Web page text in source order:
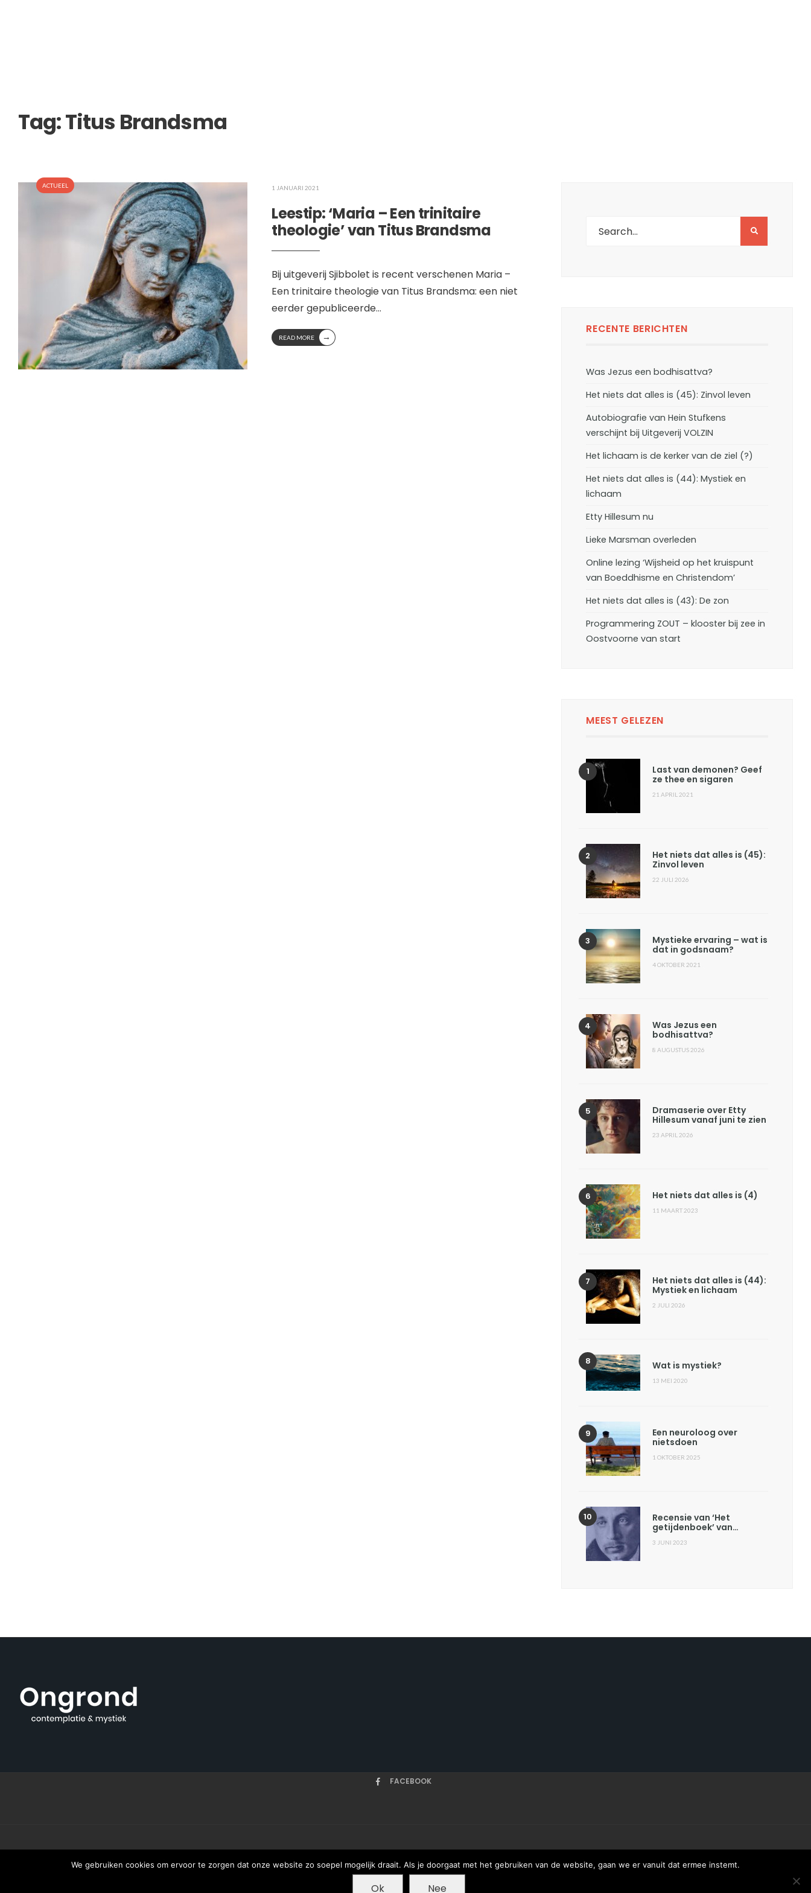
Tag:Titus Brandsma
ACTUEEL 1 JANUARI 2021
Leestip: ‘Maria – Een trinitaire
theologie’ van Titus Brandsma
Bij uitgeverij Sjibbolet is recent verschenen Maria –
Een trinitaire theologie van Titus Brandsma: een niet
eerder gepubliceerde...
READ MORE →
RECENTE BERICHTEN
Was Jezus een bodhisattva?
Het niets dat alles is (45): Zinvol leven
Autobiografie van Hein Stufkens
verschijnt bij Uitgeverij VOLZIN
Het lichaam is de kerker van de ziel (?)
Het niets dat alles is (44): Mystiek en
lichaam
Etty Hillesum nu
Lieke Marsman overleden
Online lezing ‘Wijsheid op het kruispunt
van Boeddhisme en Christendom’
Het niets dat alles is (43): De zon
Programmering ZOUT – klooster bij zee in
Oostvoorne van start
MEEST GELEZEN
Last van demonen? Geef
ze thee en sigaren
21 APRIL 2021
Het niets dat alles is (45):
Zinvol leven
22 JULI 2026
Mystieke ervaring – wat is
dat in godsnaam?
4 OKTOBER 2021
Was Jezus een
bodhisattva?
8 AUGUSTUS 2026
Dramaserie over Etty
Hillesum vanaf juni te zien
23 APRIL 2026
Het niets dat alles is (4)
11 MAART 2023
Het niets dat alles is (44):
Mystiek en lichaam
2 JULI 2026
Wat is mystiek?
13 MEI 2020
Een neuroloog over
nietsdoen
1 OKTOBER 2025
Recensie van ‘Het
getijdenboek’ van…
3 JUNI 2023
FACEBOOK
HOME ARTIKELEN ONZE AUTEURS OVER
We gebruiken cookies om ervoor te zorgen dat onze website zo soepel mogelijk draait. Als je doorgaat met het gebruiken van de website, gaan we er vanuit dat ermee instemt.
Ok Nee